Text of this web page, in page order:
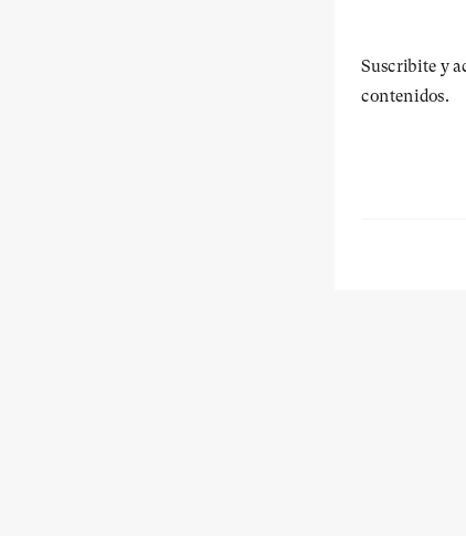
Suscribite y
contenidos.